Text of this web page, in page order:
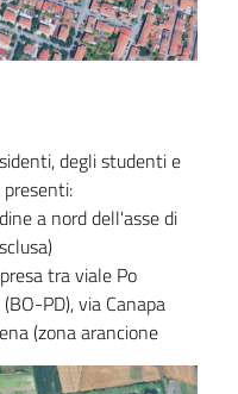
degli studenti e
a nord dell'asse di
tra viale Po
PD), via Canapa
(zona arancione